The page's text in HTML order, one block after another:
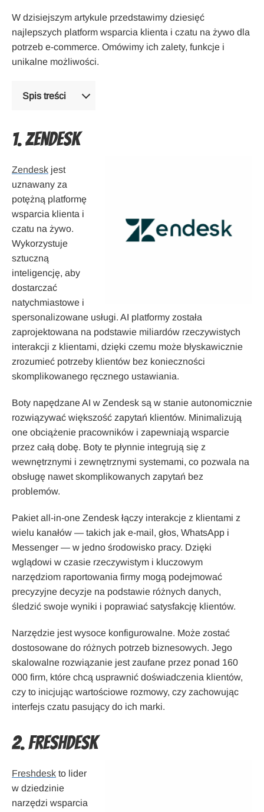
W dzisiejszym artykule przedstawimy dziesięć
najlepszych platform wsparcia klienta i czatu na żywo dla
potrzeb e-commerce. Omówimy ich zalety, funkcje i
unikalne możliwości.
Spis treści
1. Zendesk
Zendesk jest
uznawany za
potężną platformę
wsparcia klienta i
czatu na żywo.
Wykorzystuje
sztuczną
inteligencję, aby
dostarczać
natychmiastowe i
spersonalizowane usługi. AI platformy została
zaprojektowana na podstawie miliardów rzeczywistych
interakcji z klientami, dzięki czemu może błyskawicznie
zrozumieć potrzeby klientów bez konieczności
skomplikowanego ręcznego ustawiania.
Boty napędzane AI w Zendesk są w stanie autonomicznie
rozwiązywać większość zapytań klientów. Minimalizują
one obciążenie pracowników i zapewniają wsparcie
przez całą dobę. Boty te płynnie integrują się z
wewnętrznymi i zewnętrznymi systemami, co pozwala na
obsługę nawet skomplikowanych zapytań bez
problemów.
Pakiet all-in-one Zendesk łączy interakcje z klientami z
wielu kanałów — takich jak e-mail, głos, WhatsApp i
Messenger — w jedno środowisko pracy. Dzięki
wglądowi w czasie rzeczywistym i kluczowym
narzędziom raportowania firmy mogą podejmować
precyzyjne decyzje na podstawie różnych danych,
śledzić swoje wyniki i poprawiać satysfakcję klientów.
Narzędzie jest wysoce konfigurowalne. Może zostać
dostosowane do różnych potrzeb biznesowych. Jego
skalowalne rozwiązanie jest zaufane przez ponad 160
000 firm, które chcą usprawnić doświadczenia klientów,
czy to inicjując wartościowe rozmowy, czy zachowując
interfejs czatu pasujący do ich marki.
2. Freshdesk
Freshdesk to lider
w dziedzinie
narzędzi wsparcia